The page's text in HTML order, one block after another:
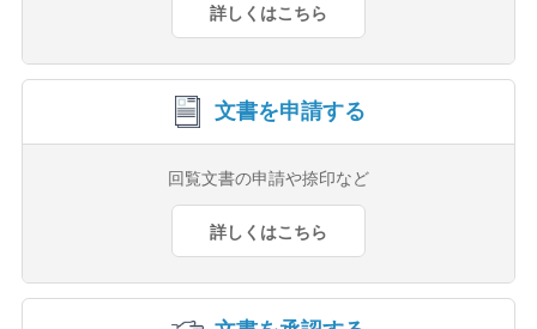
詳しくはこちら
文書を申請する
回覧文書の申請や捺印など
詳しくはこちら